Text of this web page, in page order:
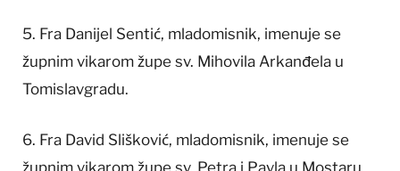
5. Fra Danijel Sentić, mladomisnik, imenuje se
župnim vikarom župe sv. Mihovila Arkanđela u
Tomislavgradu.
6. Fra David Slišković, mladomisnik, imenuje se